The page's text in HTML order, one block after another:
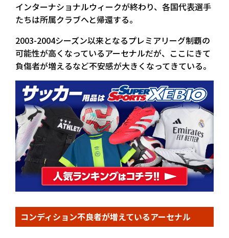
インターナショナルウィークが終わり、各国代表選手
たちは所属クラブへと帰還する。
2003-2004シーズン以来となるプレミアリーグ制覇の
可能性が高くなっているアーセナルだが、ここにきて
負傷者が増えるなど不安感が大きくなってきている。
コンディション不良者が増えているアーセナル